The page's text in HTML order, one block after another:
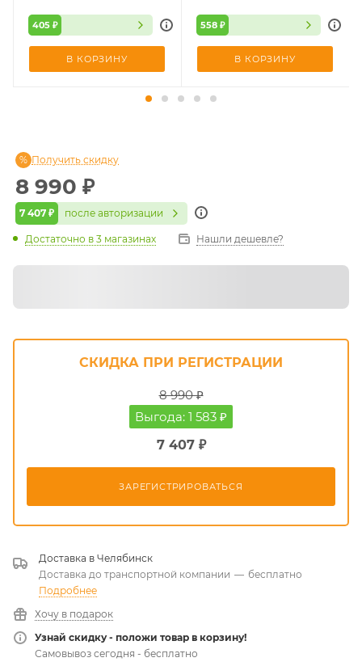
405 ₽
В КОРЗИНУ
558 ₽
В КОРЗИНУ
8 990 ₽
7 407 ₽ после авторизации
Получить скидку
Достаточно в 3 магазинах Нашли дешевле?
СКИДКА ПРИ РЕГИСТРАЦИИ
8 990 ₽
Выгода: 1 583 ₽
7 407 ₽
ЗАРЕГИСТРИРОВАТЬСЯ
Доставка в Челябинск
Доставка до транспортной компании — бесплатно
Подробнее
Хочу в подарок
Узнай скидку - положи товар в корзину!
Самовывоз сегодня - бесплатно